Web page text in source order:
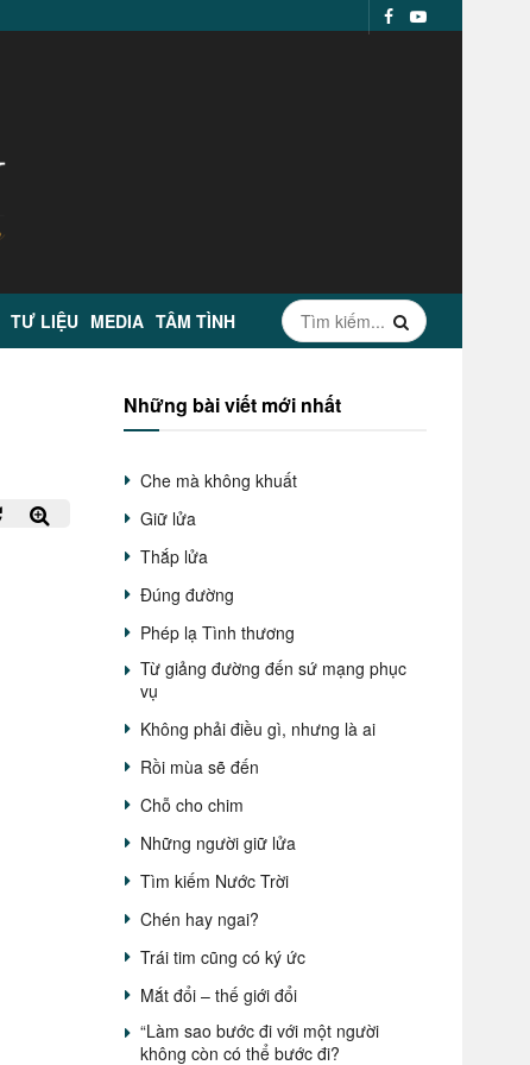
TƯ LIỆU MEDIA TÂM TÌNH
Những bài viết mới nhất
Che mà không khuất
Giữ lửa
Thắp lửa
Đúng đường
Phép lạ Tình thương
Từ giảng đường đến sứ mạng phục
vụ
Không phải điều gì, nhưng là ai
Rồi mùa sẽ đến
Chỗ cho chim
Những người giữ lửa
Tìm kiếm Nước Trời
Chén hay ngai?
Trái tim cũng có ký ức
Mắt đổi – thế giới đổi
“Làm sao bước đi với một người
không còn có thể bước đi?